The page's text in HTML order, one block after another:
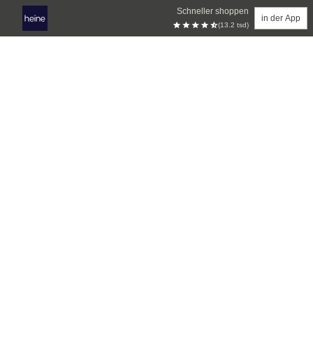
Schneller shoppen
(13.2 tsd)
in der App